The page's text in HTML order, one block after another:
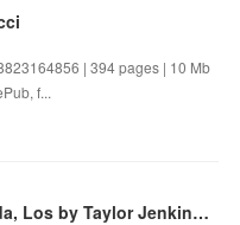
| 394 pages | 10 Mb
f...
Read [Pdf]> Dos amores de mi vida, Los by Taylor Jenkins Reid